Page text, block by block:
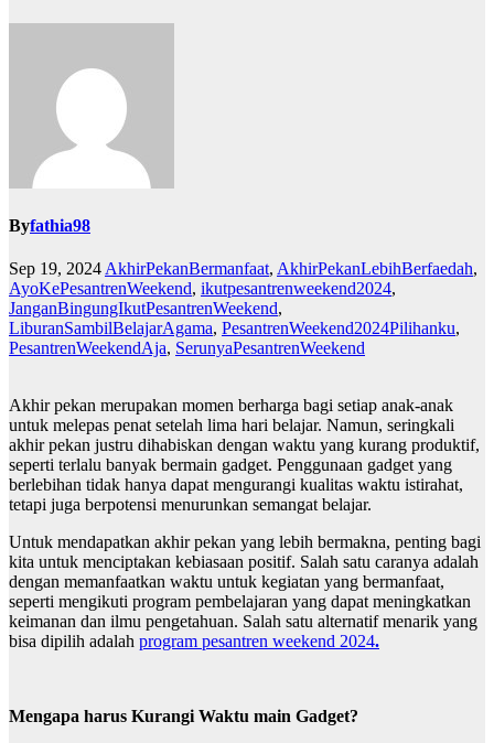
Byfathia98
Sep 19, 2024AkhirPekanBermanfaat, AkhirPekanLebihBerfaedah,
AyoKePesantrenWeekend, ikutpesantrenweekend2024,
JanganBingungIkutPesantrenWeekend,
LiburanSambilBelajarAgama, PesantrenWeekend2024Pilihanku,
PesantrenWeekendAja, SerunyaPesantrenWeekend
Akhir pekan merupakan momen berharga bagi setiap anak-anak
untuk melepas penat setelah lima hari belajar. Namun, seringkali
akhir pekan justru dihabiskan dengan waktu yang kurang produktif,
seperti terlalu banyak bermain gadget. Penggunaan gadget yang
berlebihan tidak hanya dapat mengurangi kualitas waktu istirahat,
tetapi juga berpotensi menurunkan semangat belajar.
Untuk mendapatkan akhir pekan yang lebih bermakna, penting bagi
kita untuk menciptakan kebiasaan positif. Salah satu caranya adalah
dengan memanfaatkan waktu untuk kegiatan yang bermanfaat,
seperti mengikuti program pembelajaran yang dapat meningkatkan
keimanan dan ilmu pengetahuan. Salah satu alternatif menarik yang
bisa dipilih adalah program pesantren weekend 2024.
Mengapa harus Kurangi Waktu main Gadget?